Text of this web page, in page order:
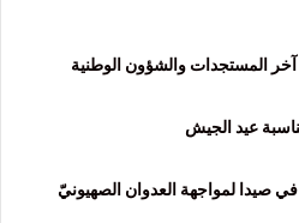
المستجدات والشؤون الوطنية
عيد الجيش
صيدا لمواجهة العدوان الصهيونيّ